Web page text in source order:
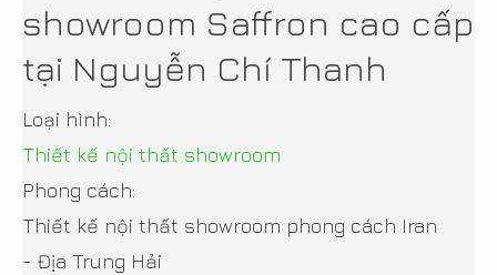
showroom Saffron cao cấp
tại Nguyễn Chí Thanh
Loại hình:
Thiết kế nội thất showroom
Phong cách:
Thiết kế nội thất showroom phong cách Iran
- Địa Trung Hải